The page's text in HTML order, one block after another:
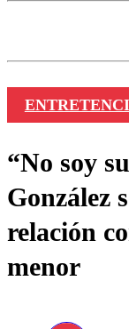
“No soy
González
relación
menor